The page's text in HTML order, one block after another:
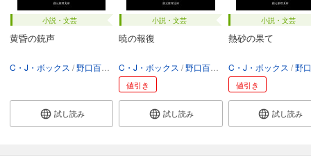
小説・文芸
黄昏の銃声
C・J・ボックス 野口百合子
試し読み
小説・文芸
暁の報復
C・J・ボックス 野口百合子
値引き
試し読み
小説・文芸
熱砂の果て
C・J・ボックス 野口
値引き
試し読み